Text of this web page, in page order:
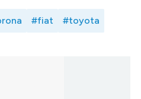
#fiat #toyota